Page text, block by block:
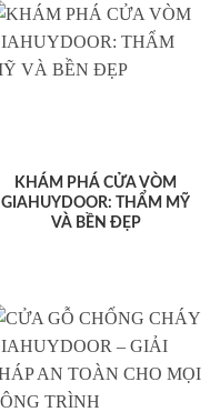
KHÁM PHÁ CỬA VÒM
GIAHUYDOOR: THẨM MỸ
VÀ BỀN ĐẸP